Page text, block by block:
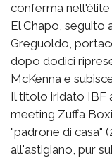
conferma nell'élite
El Chapo, seguito
Greguoldo,
dopo dodici
McKenna e
Il titolo iridato IBF
meeting Zuffa
"padrone di casa"
all'astigiano, pur